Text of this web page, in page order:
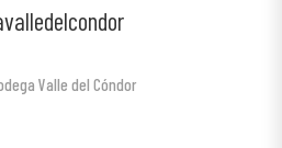
Valle del Cóndor